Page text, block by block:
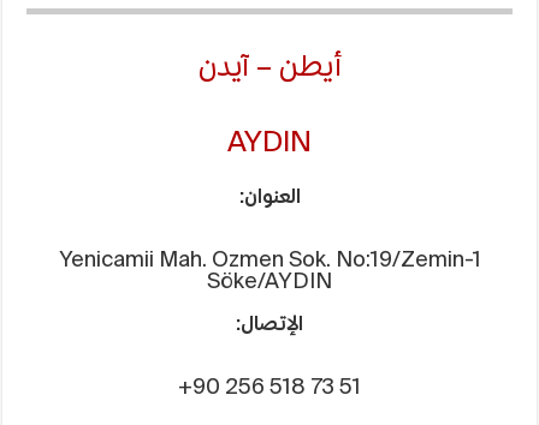
أيطن – آيدن
AYDIN
العنوان:
Yenicamii Mah. Ozmen Sok. No:19/Zemin-1
Söke/AYDIN
الإتصال:
+90 256 518 73 51